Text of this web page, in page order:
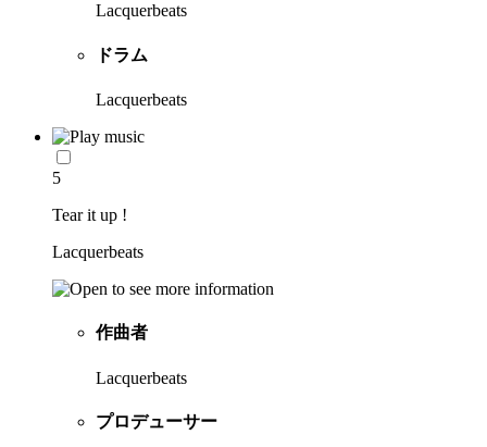
Lacquerbeats
ドラム
Lacquerbeats
5
Tear it up !
Lacquerbeats
作曲者
Lacquerbeats
プロデューサー